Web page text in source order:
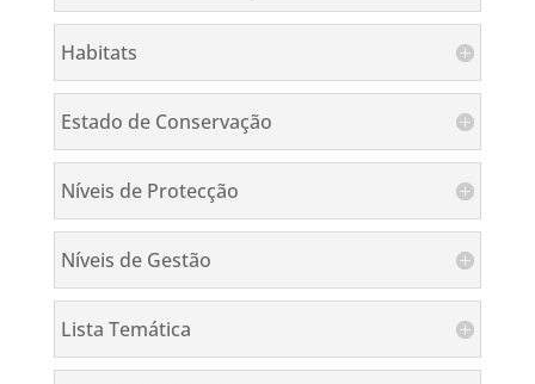
Habitats
Estado de Conservação
Níveis de Protecção
Níveis de Gestão
Lista Temática